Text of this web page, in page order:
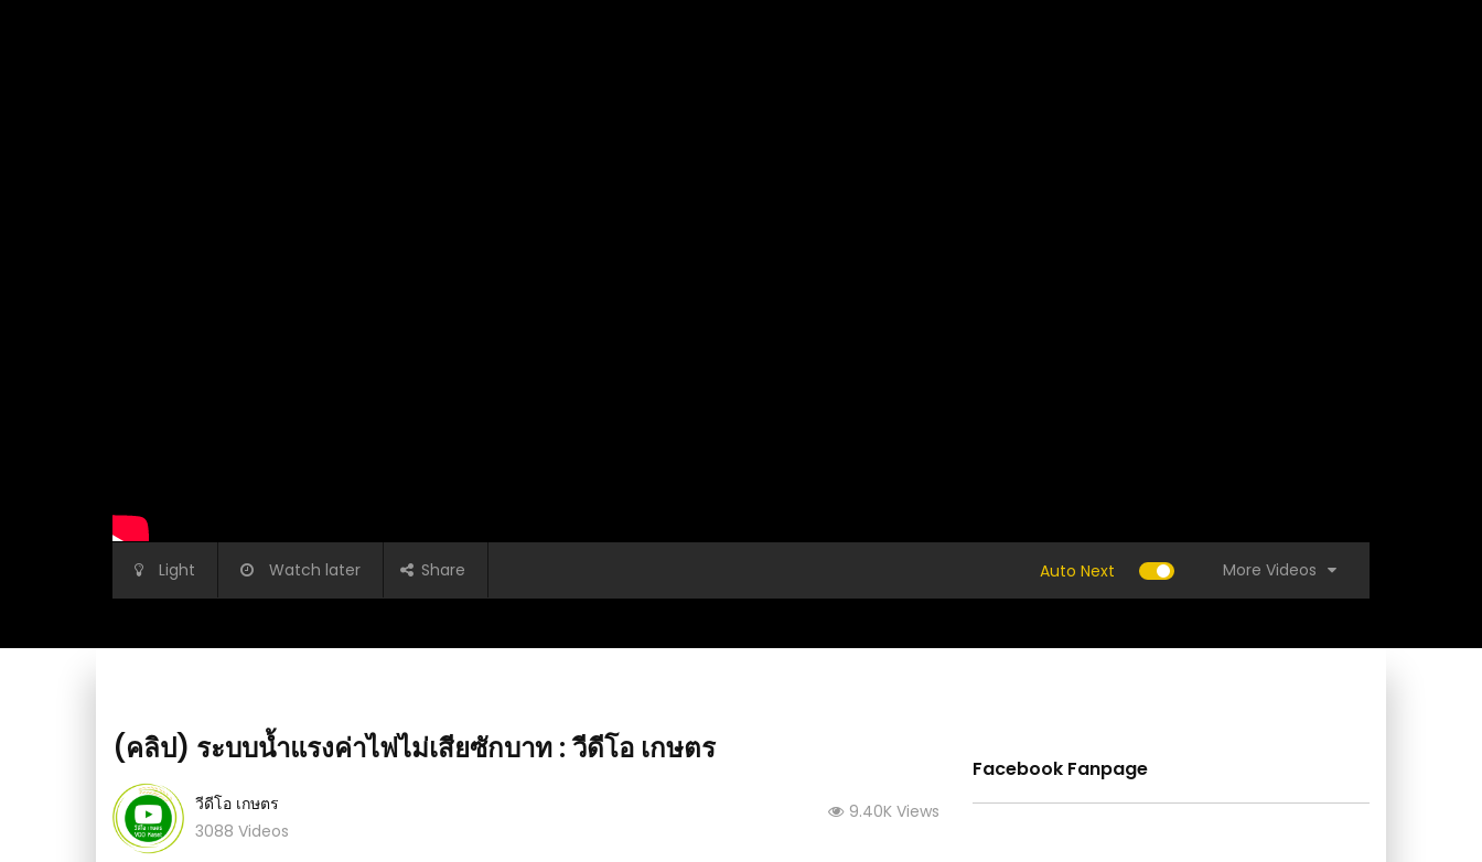
Light Watch later Share Auto Next More Videos
กผักในกระถาง ให้ได้
(คลิป) เลี้ยงวัวชาร์โรเล่ย์แบบผลิตลูก มีเท่าไหร่ก็ไม่พอ
(คลิป) ระบบน้ำแรงค่าไฟไม่เสียซักบาท : วีดีโอ เกษตร
วีดีโอ เกษตร
3088 Videos
9.40K Views
Facebook Fanpage